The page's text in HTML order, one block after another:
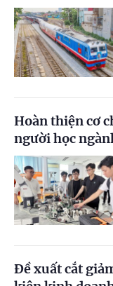
Hoàn thiện cơ
người học
Đề xuất cắt